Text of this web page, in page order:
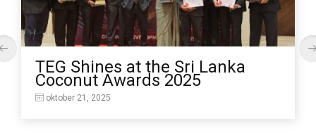
TEG Shines at the Sri Lanka
Coconut Awards 2025
oktober 21, 2025